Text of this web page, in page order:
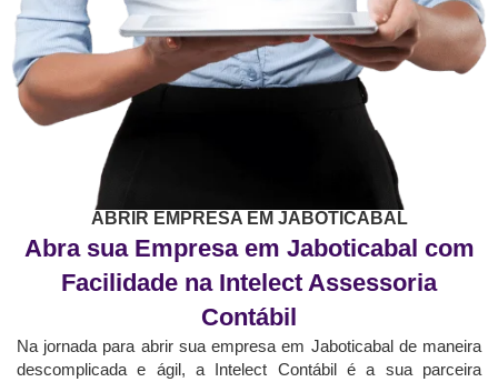
ABRIR EMPRESA EM JABOTICABAL
Abra sua Empresa em Jaboticabal com
Facilidade na Intelect Assessoria
Contábil
Na jornada para abrir sua empresa em Jaboticabal de maneira
descomplicada e ágil, a Intelect Contábil é a sua parceira